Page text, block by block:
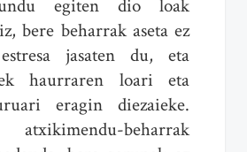
egiten dio loak
bere beharrak aseta ez
jasaten du, eta
haurraren loari eta
eragin diezaieke.
beharrak